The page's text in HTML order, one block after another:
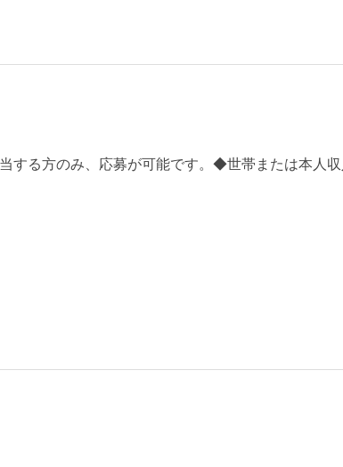
する方のみ、応募が可能です。◆世帯または本人